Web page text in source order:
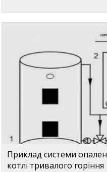
Приклад системи
котлі тривалого горіння